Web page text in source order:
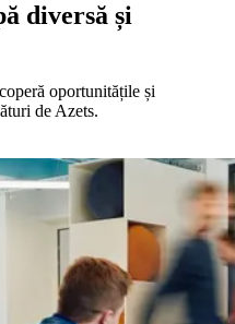
diversă și
oportunitățile și
de Azets.